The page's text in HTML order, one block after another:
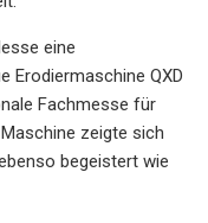
eine
Erodiermaschine QXD
Fachmesse für
zeigte sich
begeistert wie